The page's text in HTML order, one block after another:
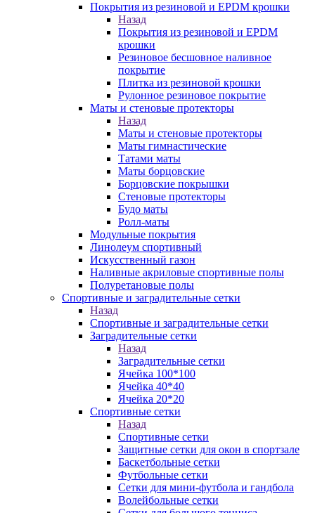
Покрытия из резиновой и EPDM крошки
Назад
Покрытия из резиновой и EPDM
крошки
Резиновое бесшовное наливное
покрытие
Плитка из резиновой крошки
Рулонное резиновое покрытие
Маты и стеновые протекторы
Назад
Маты и стеновые протекторы
Маты гимнастические
Татами маты
Маты борцовские
Борцовские покрышки
Стеновые протекторы
Будо маты
Ролл-маты
Модульные покрытия
Линолеум спортивный
Искусственный газон
Наливные акриловые спортивные полы
Полуретановые полы
Спортивные и заградительные сетки
Назад
Спортивные и заградительные сетки
Заградительные сетки
Назад
Заградительные сетки
Ячейка 100*100
Ячейка 40*40
Ячейка 20*20
Спортивные сетки
Назад
Спортивные сетки
Защитные сетки для окон в спортзале
Баскетбольные сетки
Футбольные сетки
Сетки для мини-футбола и гандбола
Волейбольные сетки